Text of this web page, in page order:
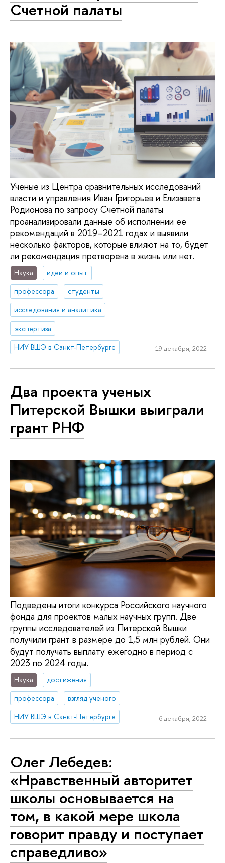
Счетной палаты
Ученые из Центра сравнительных исследований
власти и управления Иван Григорьев и Елизавета
Родионова по запросу Счетной палаты
проанализировали данные об исполнении ее
рекомендаций в 2019–2021 годах и выявили
несколько факторов, которые влияют на то, будет
ли рекомендация претворена в жизнь или нет.
Наука
идеи и опыт
профессора
студенты
исследования и аналитика
экспертиза
НИУ ВШЭ в Санкт-Петербурге
19 декабря, 2022 г.
Два проекта ученых
Питерской Вышки выиграли
грант РНФ
Подведены итоги конкурса Российского научного
фонда для проектов малых научных групп. Две
группы исследователей из Питерской Вышки
получили грант в размере до 1,5 млн рублей. Они
будут получать выплату ежегодно в период с
2023 по 2024 годы.
Наука
достижения
профессора
взгляд ученого
НИУ ВШЭ в Санкт-Петербурге
6 декабря, 2022 г.
Олег Лебедев:
«Нравственный авторитет
школы основывается на
том, в какой мере школа
говорит правду и поступает
справедливо»